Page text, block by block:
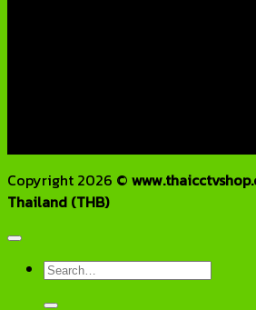
Copyright 2026 ©
Thailand (THB)
Search